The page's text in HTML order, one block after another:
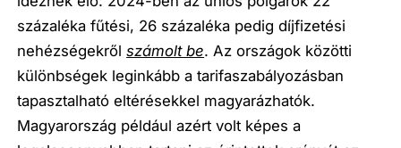
százaléka fűtési, 26 százaléka pedig díjfizetési
nehézségekrőlszámolt be. Az országok közötti
különbségek leginkább a tarifaszabályozásban
tapasztalható eltérésekkel magyarázhatók.
Magyarország például azért volt képes a